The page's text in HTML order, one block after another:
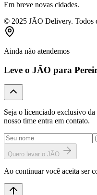
Em breve novas cidades.
© 2025 JÃO Delivery. Todos
Ainda não atendemos
Leve o JÃO para
Seja o licenciado exclusivo
nosso time entra em contato.
Quero levar o JÃO
Ao continuar você aceita ser